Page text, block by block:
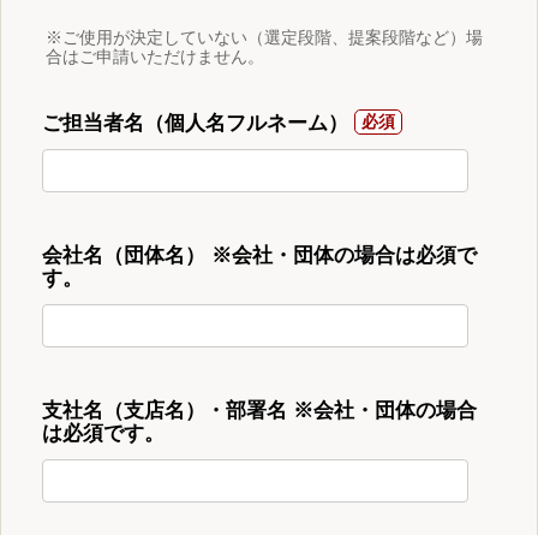
※ご使用が決定していない（選定段階、提案段階など）場
合はご申請いただけません。
ご担当者名（個人名フルネーム）
会社名（団体名） ※会社・団体の場合は必須で
す。
支社名（支店名）・部署名 ※会社・団体の場合
は必須です。